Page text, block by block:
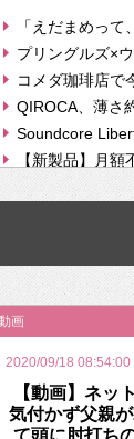
「えだまめっ
プリングルズ×
コメダ珈琲店で
QIROCA、薄さ
Soundcore
【新製品】月
【次世代の没入
挫折率8割の壁
2026年のバレン
画
2020/09/18 08:54:00
【動画】ネッ
気付かず父親
て頭に肘打ち